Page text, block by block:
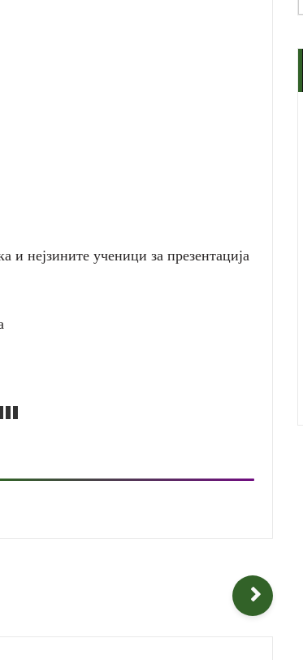
и нејзините ученици за презентација